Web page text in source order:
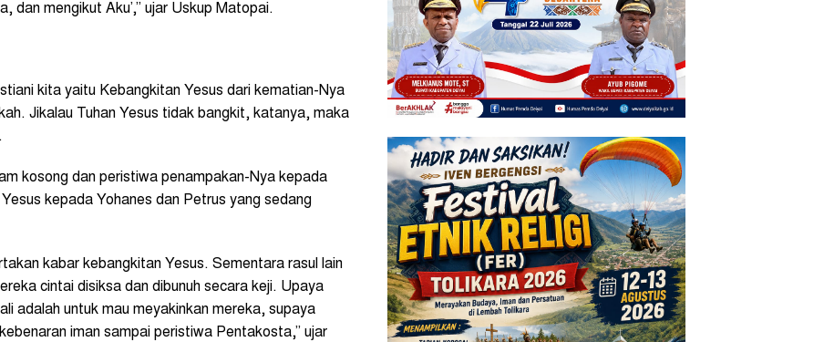
dan mengikut Aku’,” ujar Uskup Matopai.
kita yaitu Kebangkitan Yesus dari kematian-Nya
Jikalau Tuhan Yesus tidak bangkit, katanya, maka
kosong dan peristiwa penampakan-Nya kepada
kepada Yohanes dan Petrus yang sedang
kabar kebangkitan Yesus. Sementara rasul lain
cintai disiksa dan dibunuh secara keji. Upaya
adalah untuk mau meyakinkan mereka, supaya
iman sampai peristiwa Pentakosta,” ujar